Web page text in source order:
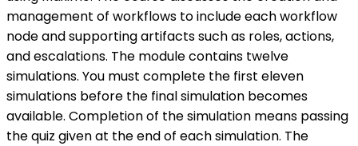
management of workflows to include each workflow
node and supporting artifacts such as roles, actions,
and escalations. The module contains twelve
simulations. You must complete the first eleven
simulations before the final simulation becomes
available. Completion of the simulation means passing
the quiz given at the end of each simulation. The